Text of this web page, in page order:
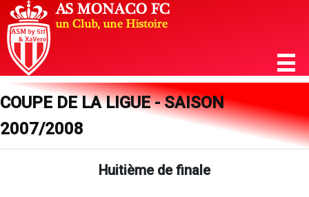
COUPE DE LA LIGUE - SAISON
2007/2008
Huitième de finale